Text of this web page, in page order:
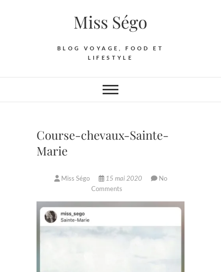
Miss Ségo
BLOG VOYAGE, FOOD ET
LIFESTYLE
Course-chevaux-Sainte-
Marie
Miss Ségo 15 mai 2020
No
Comments